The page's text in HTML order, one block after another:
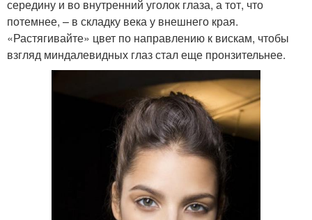
середину и во внутренний уголок глаза, а тот, что
потемнее, – в складку века у внешнего края.
«Растягивайте» цвет по направлению к вискам, чтобы
взгляд миндалевидных глаз стал еще пронзительнее.